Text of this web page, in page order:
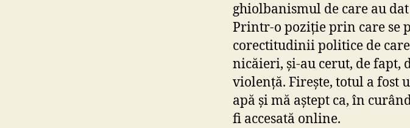
ghiolbanismul de care au
Printr-o poziție prin care se
corectitudinii politice de
nicăieri, și-au cerut, de fapt,
violență. Firește, totul a fost
apă și mă aștept ca, în
fi accesată online.